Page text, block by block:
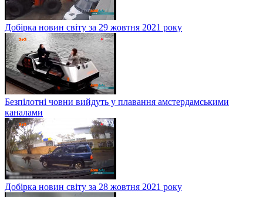
Добірка новин світу за 29 жовтня 2021 року
Безпілотні човни вийдуть у плавання амстердамськими
каналами
Добірка новин світу за 28 жовтня 2021 року